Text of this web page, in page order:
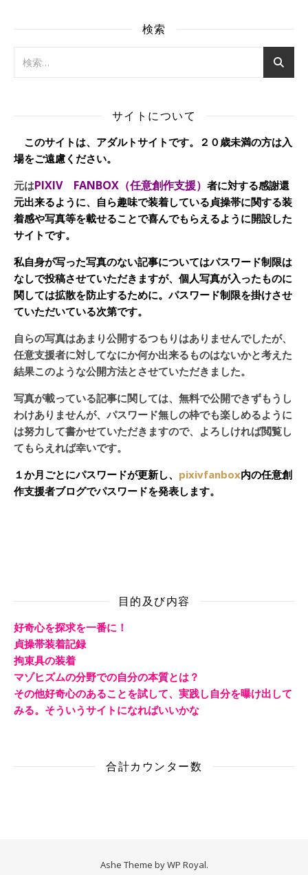
検索
サイトについて
このサイトは、アダルトサイトです。２０歳未満の方は入
場をご遠慮ください。
元はPIXIV FANBOX（任意創作支援） 者に対する感謝還
元出来るように、自ら趣味で装着している貞操帯に関する装
着感や写真等を載せることで喜んでもらえるように開設した
サイトです。
私自身が写った写真のない記事についてはパスワード制限は
なしで投稿させていただきますが、個人写真が入ったものに
関しては拡散を防止するために。パスワード制限を掛けさせ
ていただいている次第です。
自らの写真はあまり公開するつもりはありませんでしたが、
任意支援者に対してなにか何か出来るものはないかと考えた
結果このような公開方法とさせていただきました。
写真が載っている記事に関しては、無料で公開できずもうし
わけありませんが、パスワード無しの枠でも楽しめるように
は努力して書かせていただきますので、よろしければ閲覧し
てもらえれば幸いです。
１か月ごとにパスワードが更新し、 pixivfanbox内の任意創
作支援者ブログでパスワードを発表します。
目的及び内容
好奇心を探求を一番に！
貞操帯装着記録
拘束具の装着
マゾヒズムの分野での自分の本質とは？
その他好奇心のあることを試して、実践し自分を曝け出して
みる。そういうサイトになればいいかな
合計カウンター数
Ashe Theme byWP Royal.